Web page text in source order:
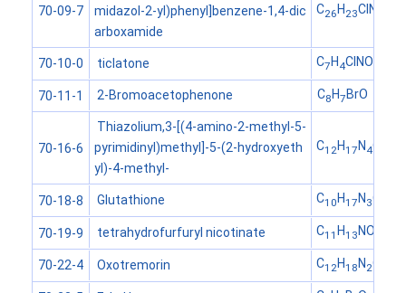
70-09-7
midazol-2-yl)phenyl]benzene-1,4-dic
arboxamide
C26H 23ClN
70-10-0 ticlatone C7H 4ClNOS
70-11-1 2-Bromoacetophenone C8H7BrO
70-16-6
Thiazolium,3-[(4-amino-2-methyl-5-
pyrimidinyl)methyl]-5-(2-hydroxyeth
yl)-4-methyl-
C12H17N 4OS
70-18-8 Glutathione C10H17N 3O
70-19-9 tetrahydrofurfuryl nicotinate C11H13NO
70-22-4 Oxotremorin C12H18N 2O